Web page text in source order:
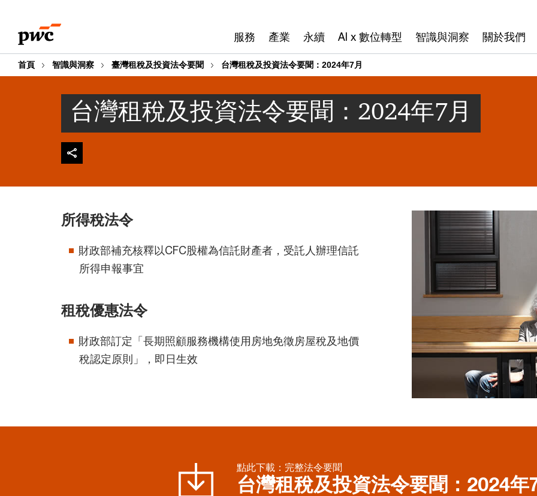
content
footer
服務 產業 永續 AI x 數位轉型 智識與洞察 關於我們
首頁 智識與洞察 臺灣租稅及投資法令要聞 台灣租稅及投資法令要聞：2024年7月
台灣租稅及投資法令要聞：2024年7月
所得稅法令
財政部補充核釋以CFC股權為信託財產者，受託人辦理信託
所得申報事宜
租稅優惠法令
財政部訂定「長期照顧服務機構使用房地免徵房屋稅及地價
稅認定原則」，即日生效
點此下載：完整法令要聞
台灣租稅及投資法令要聞：2024